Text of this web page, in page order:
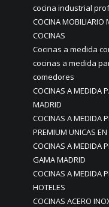
cocina industrial
COCINA MOBILIARIO
COCINAS
Cocinas a medida
cocinas a medida
comedores
COCINAS A MEDIDA
MADRID
COCINAS A MEDIDA
PREMIUM UNICAS
COCINAS A MEDIDA
GAMA MADRID
COCINAS A MEDIDA
HOTELES
COCINAS ACERO